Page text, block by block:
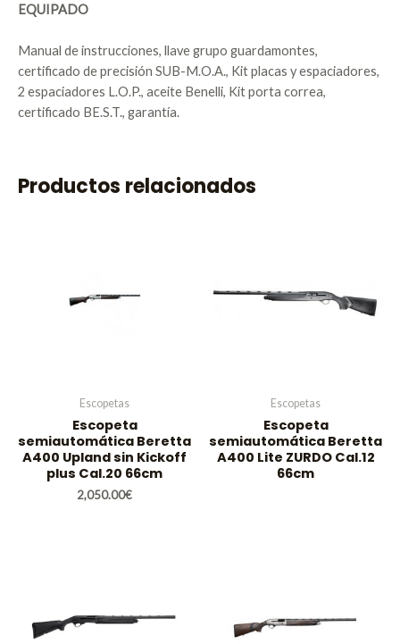
EQUIPADO
Manual de instrucciones, llave grupo guardamontes,
certificado de precisión SUB-M.O.A., Kit placas y espaciadores,
2 espaciadores L.O.P., aceite Benelli, Kit porta correa,
certificado BE.S.T., garantía.
Productos relacionados
Escopetas
Escopeta
semiautomática Beretta
A400 Upland sin Kickoff
plus Cal.20 66cm
2,050.00€
Escopetas
Escopeta
semiautomática Beretta
A400 Lite ZURDO Cal.12
66cm